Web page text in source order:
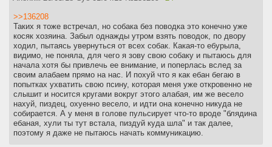
>>136208
Таких я тоже встречал, но собака без поводка это конечно уже
косяк хозяина. Забыл однажды утром взять поводок, по двору
ходил, пытаясь увернуться от всех собак. Какая-то ебурыла,
видимо, не поняла, для чего я зову свою собаку и пытаюсь для
начала хотя бы привлечь ее внимание, и поперлась вслед за
своим алабаем прямо на нас. И похуй что я как ебан бегаю в
попытках ухватить свою псину, которая меня уже откровенно не
слышит и носится кругами вокруг этого алабая, им же весело
нахуй, пиздец, охуенно весело, и идти она конечно никуда не
собирается. А у меня в голове пульсирует что-то вроде "блядина
ебаная, хули ты тут встала, пиздуй куда шла" и так далее,
поэтому я даже не пытаюсь начать коммуникацию.